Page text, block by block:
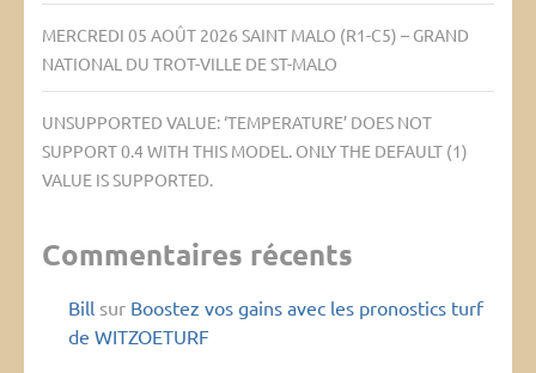
MERCREDI 05 AOÛT 2026 SAINT MALO (R1-C5) – GRAND
NATIONAL DU TROT-VILLE DE ST-MALO
UNSUPPORTED VALUE: ‘TEMPERATURE’ DOES NOT
SUPPORT 0.4 WITH THIS MODEL. ONLY THE DEFAULT (1)
VALUE IS SUPPORTED.
Commentaires récents
Bill sur Boostez vos gains avec les pronostics turf
de WITZOETURF